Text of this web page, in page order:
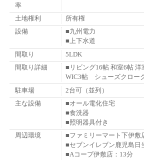
率
土地権利
所有権
設備
■九州電力
■上下水道
間取り
5LDK
間取り詳細
■リビング16帖 和室6帖 洋
WIC3帖 シューズクロー
駐車場
2台可（並列）
主な設備
■オール電化住宅
■食洗器
■照明器具付き
周辺環境
■ファミリーマート下伊敷
■セブンイレブン鹿児島日
■Aコープ伊敷店：13分